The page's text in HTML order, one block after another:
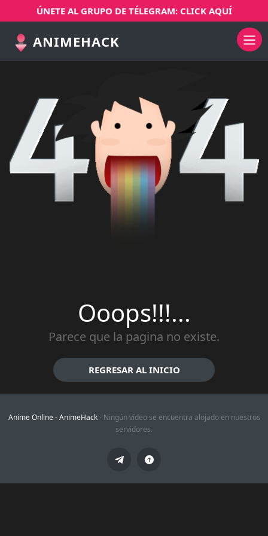
ÚNETE AL GRUPO DE TÉLEGRAM: CLICK AQUÍ
ANIMEHACK
Ooops!!!...
Parece que la pagina no existe.
REGRESAR AL INICIO
Anime Online -AnimeHack- Ningún vídeo se encuentra alojado en nuestros
servidores.